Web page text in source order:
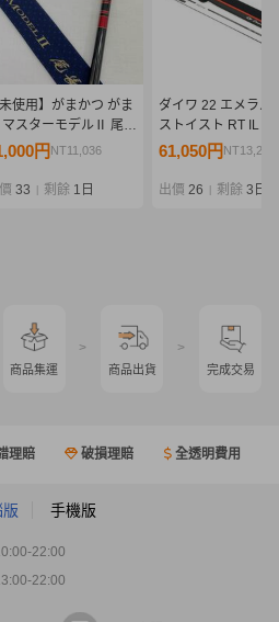
未使用】がまかつ がま
マスターモデルⅡ 尾長
No.22073 最高峰モ
ス付 0807-04
円 NT11,036
33 剩餘 1日
ダイワ 22 エメラル
ストイスト RT IL
未使用品
61,050円 NT13,211
出價 26 剩餘 3日
商品集運
>
商品出貨
>
完成交易
理賠 破損理賠 全透明費用
版 手機版
22:00
22:00